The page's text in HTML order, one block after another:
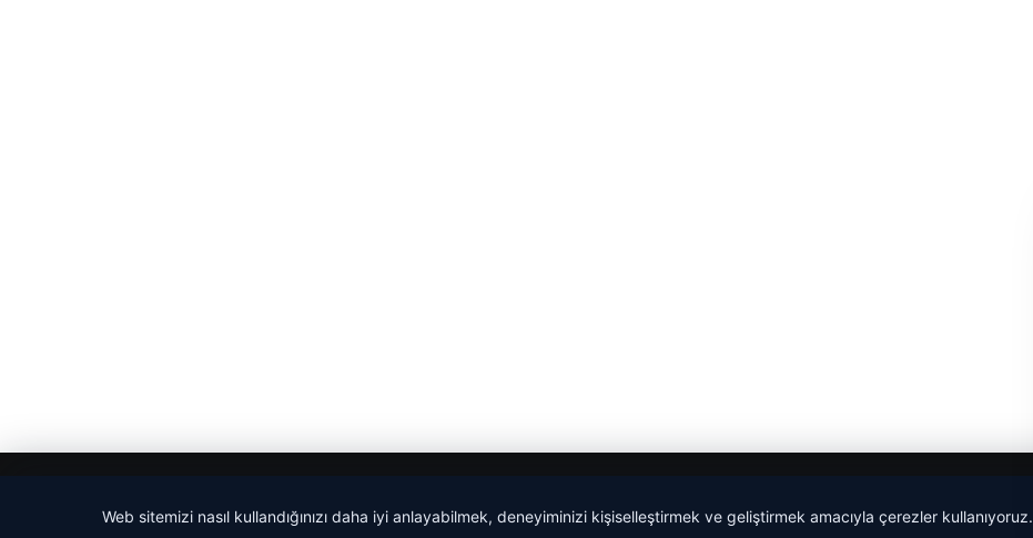
Web sitemizi nasıl kullandığınızı daha iyi anlayabilmek, deneyiminizi kişiselleştirmek ve geliştirmek amacıyla çerezler kullanıyoruz.
malta work and study|lemagrup.com.tr